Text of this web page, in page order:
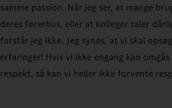
samme passion. Når jeg ser, at mange
deres førerhus, eller at kolleger taler
forstår jeg ikke. Jeg synes, at vi skal
erfaringer! Hvis vi ikke engang kan
respekt, så kan vi heller ikke forvente